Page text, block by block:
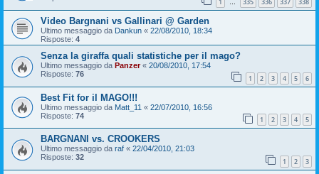
…
Video Bargnani vs Gallinari @ Garden
Ultimo messaggio da Dankun « 22/08/2010, 18:34
Risposte: 4
Senza la giraffa quali statistiche per il mago?
Ultimo messaggio da Panzer« 20/08/2010, 17:54
Risposte: 76 1 2 3 4 5 6
Best Fit for il MAGO!!!
Ultimo messaggio da Matt_11 « 22/07/2010, 16:56
Risposte: 74 1 2 3 4 5
BARGNANI vs. CROOKERS
Ultimo messaggio da raf « 22/04/2010, 21:03
Risposte: 32 1 2 3